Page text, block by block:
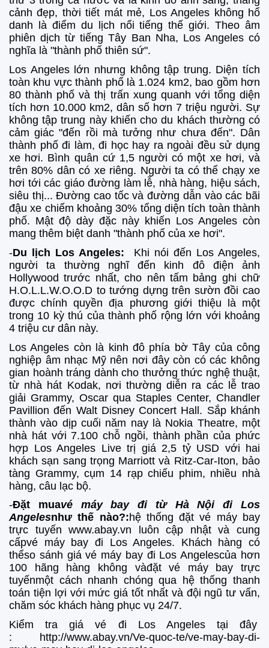
cảnh đẹp, thời tiết mát mẻ, Los Angeles không hổ
danh là điểm du lịch nổi tiếng thế giới. Theo âm
phiên dịch từ tiếng Tây Ban Nha, Los Angeles có
nghĩa là "thành phố thiên sứ".
Los Angeles lớn nhưng không tập trung. Diện tích
toàn khu vực thành phố là 1.024 km2, bao gồm hơn
80 thành phố và thị trấn xung quanh với tổng diện
tích hơn 10.000 km2, dân số hơn 7 triệu người. Sự
không tập trung này khiến cho du khách thường có
cảm giác "đến rồi mà tưởng như chưa đến". Dân
thành phố đi làm, đi học hay ra ngoài đều sử dụng
xe hơi. Bình quân cứ 1,5 người có một xe hơi, và
trên 80% dân có xe riêng. Người ta có thể chạy xe
hơi tới các giáo đường làm lễ, nhà hàng, hiệu sách,
siêu thị... Đường cao tốc và đường dẫn vào các bãi
đậu xe chiếm khoảng 30% tổng diện tích toàn thành
phố. Mật độ dày đặc này khiến Los Angeles còn
mang thêm biệt danh "thành phố của xe hơi".
-Du lịch Los Angeles: Khi nói đến Los Angeles,
người ta thường nghĩ đến kinh đô điện ảnh
Hollywood trước nhất, cho nên tấm bảng ghi chữ
H.O.L.L.W.O.O.D to tướng dựng trên sườn đồi cao
được chính quyền địa phương giới thiệu là một
trong 10 kỳ thú của thành phố rộng lớn với khoảng
4 triệu cư dân này.
Los Angeles còn là kinh đô phía bờ Tây của công
nghiệp âm nhạc Mỹ nên nơi đây còn có các không
gian hoành tráng dành cho thưởng thức nghệ thuật,
từ nhà hát Kodak, nơi thường diễn ra các lễ trao
giải Grammy, Oscar qua Staples Center, Chandler
Pavillion đến Walt Disney Concert Hall. Sắp khánh
thành vào dịp cuối năm nay là Nokia Theatre, một
nhà hát với 7.100 chỗ ngồi, thành phần của phức
hợp Los Angeles Live trị giá 2,5 tỷ USD với hai
khách sạn sang trọng Marriott và Ritz-Car-Iton, bảo
tàng Grammy, cụm 14 rạp chiếu phim, nhiều nhà
hàng, câu lạc bộ.
-Đặt muavé máy bay đi từ Hà Nội đi Los
Angelesnhư thế nào?:hệ thống đặt vé máy bay
trực tuyến www.abay.vn luôn cập nhật và cung
cấpvé máy bay đi Los Angeles. Khách hàng có
thểso sánh giá vé máy bay đi Los Angelescủa hơn
100 hãng hàng không vàđặt vé máy bay trực
tuyếnmột cách nhanh chóng qua hệ thống thanh
toán tiện lợi với mức giá tốt nhất và đội ngũ tư vấn,
chăm sóc khách hàng phục vụ 24/7.
Kiểm tra giá vé đi Los Angeles tại đây
: http://www.abay.vn/Ve-quoc-te/ve-may-bay-di-